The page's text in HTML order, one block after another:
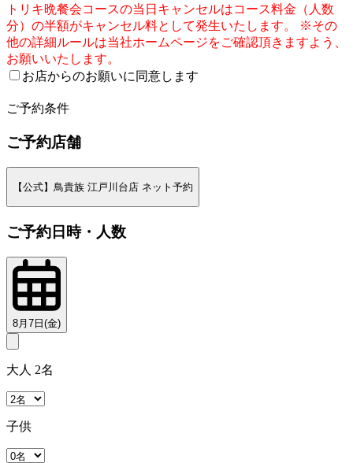
トリキ晩餐会コースの当日キャンセルはコース料金（人数
分）の半額がキャンセル料として発生いたします。 ※その
他の詳細ルールは当社ホームページをご確認頂きますよう、
お願いいたします。
お店からのお願いに同意します
ご予約条件
ご予約店舗
【公式】鳥貴族 江戸川台店 ネット予約
ご予約日時・人数
8月7日(金)
大人 2名
子供